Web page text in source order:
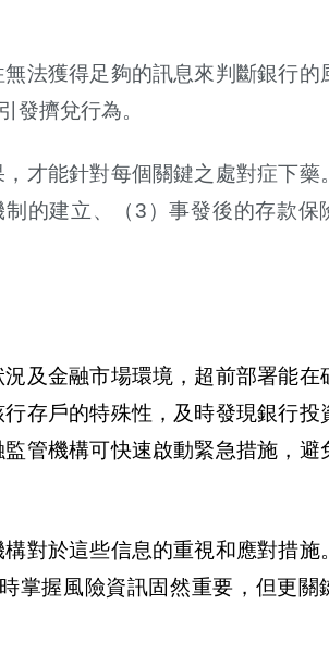
法獲得足夠的訊息來判斷銀行的
發擠兌行為。
才能針對每個關鍵之處對症下藥
的建立、（3）事發後的存款保
及金融市場環境，超前部署能在
存戶的特殊性，及時發現銀行投
管機構可快速啟動緊急措施，避
對於這些信息的重視和應對措施
掌握風險資訊固然重要，但更關